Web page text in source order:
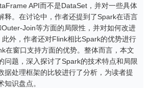
API而不是DataSet，并对一些具体
释。在讨论中，作者还提到了Spark在语言
Join等方面的局限性，并对如何改进
外，作者还对Flink相比Spark的优势进行
在窗口支持方面的优势。整体而言，本文
问题，深入探讨了Spark的技术特点和局限
据处理框架的比较进行了分析，为读者提
识盘点。